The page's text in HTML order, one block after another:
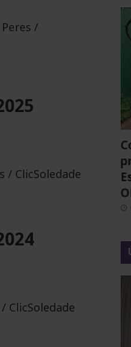
/
/ ClicSoledade
ClicSoledade
recorde acima